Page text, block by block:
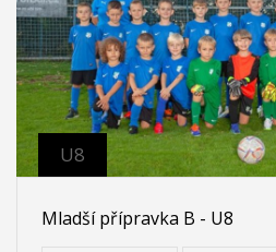
U8
Mladší přípravka B - U8